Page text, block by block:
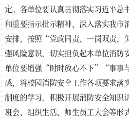
定。各单位要认真贯彻落实习近平总
和重要指示批示精神，深入落实我市
安排，按照“党政同责、一岗双责、
强风险意识，切实担负起本单位消防
单位要增强“时时放心不下”“事事
感，将校园消防安全工作各项要求落
制度的学习，积极开展消防安全知识
班会、组织生活、师生员工大会等形